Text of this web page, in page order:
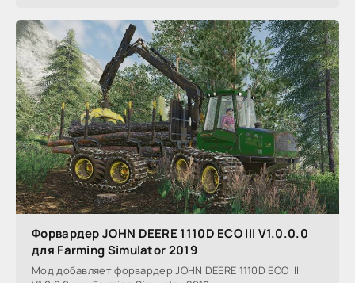
Форвардер JOHN DEERE 1110D ECO III V1.0.0.0
для Farming Simulator 2019
Мод добавляет форвардер JOHN DEERE 1110D ECO III